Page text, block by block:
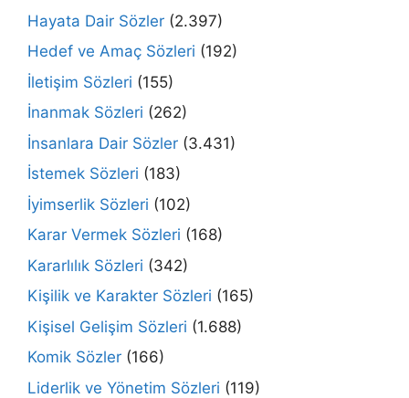
Hayata Dair Sözler (2.397)
Hedef ve Amaç Sözleri (192)
İletişim Sözleri (155)
İnanmak Sözleri (262)
İnsanlara Dair Sözler (3.431)
İstemek Sözleri (183)
İyimserlik Sözleri (102)
Karar Vermek Sözleri (168)
Kararlılık Sözleri (342)
Kişilik ve Karakter Sözleri (165)
Kişisel Gelişim Sözleri (1.688)
Komik Sözler (166)
Liderlik ve Yönetim Sözleri (119)